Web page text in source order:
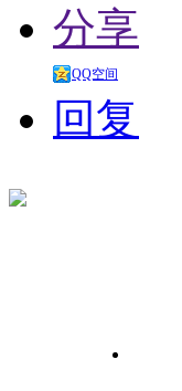
分享
QQ空间
回复